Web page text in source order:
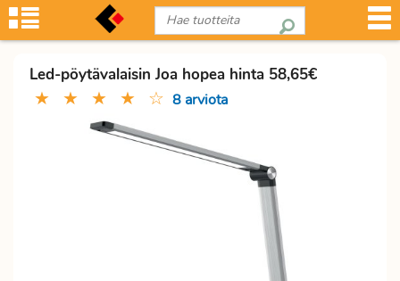
Led-pöytävalaisin Joa hopea hinta 58,65€
★ ★ ★ ★ ☆ 8 arviota